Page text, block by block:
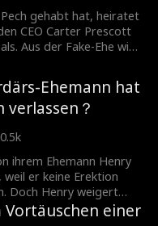
wobei sie vor
der hochriskanten
Liebe, Täuschung und
gehabt hat, heiratet
CEO Carter Prescott
Aus der Fake-Ehe wird
gestellt, als Carters
Lily alles daran
Die Situation
schwanger ist und
verschwundene
Ehemann hat
？
ihrem Ehemann Henry
weil er keine Erektion
Doch Henry weigert
sexlosen Ehe zu
steht auf dem Spiel,
Vortäuschen einer